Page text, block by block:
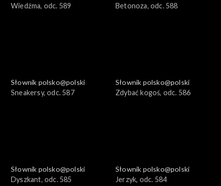
Wiedźma, odc. 589
Betonoza, odc. 588
Słownik polsko@polski
Sneakersy, odc. 587
Słownik polsko@polski
Zdybać kogoś, odc. 586
Słownik polsko@polski
Dyszkant, odc. 585
Słownik polsko@polski
Jerzyk, odc. 584